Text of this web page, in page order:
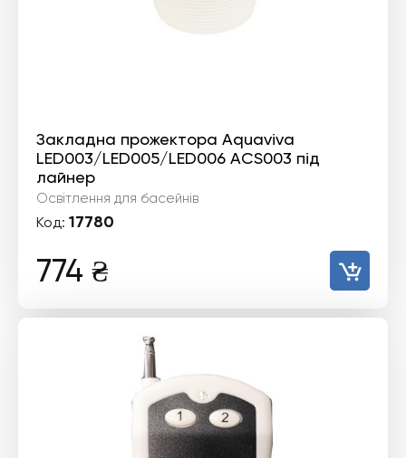
Закладна прожектора Aquaviva
LED003/LED005/LED006 ACS003 під
лайнер
Освітлення для басейнів
Код: 17780
774 ₴